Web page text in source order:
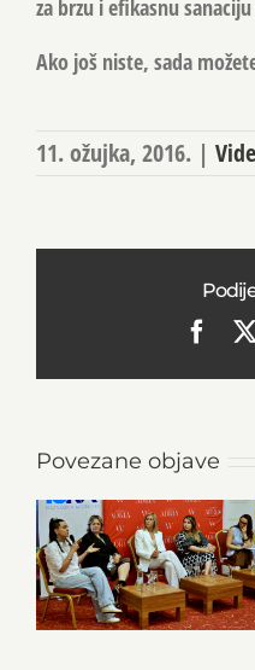
za brzu i efikasnu
Ako još niste, sada
11. ožujka, 2016. |
Povezane objave